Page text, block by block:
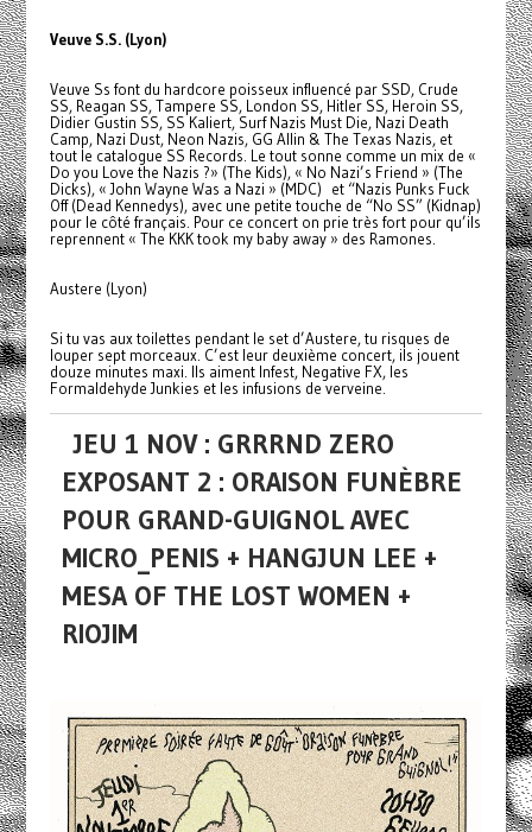
Veuve S.S. (Lyon)
Veuve Ss font du hardcore poisseux influencé par SSD, Crude
SS, Reagan SS, Tampere SS, London SS, Hitler SS, Heroin SS,
Didier Gustin SS, SS Kaliert, Surf Nazis Must Die, Nazi Death
Camp, Nazi Dust, Neon Nazis, GG Allin & The Texas Nazis, et
tout le catalogue SS Records. Le tout sonne comme un mix de «
Do you Love the Nazis ?» (The Kids), « No Nazi’s Friend » (The
Dicks), « John Wayne Was a Nazi » (MDC) et “Nazis Punks Fuck
Off (Dead Kennedys), avec une petite touche de “No SS” (Kidnap)
pour le côté français. Pour ce concert on prie très fort pour qu’ils
reprennent « The KKK took my baby away » des Ramones.
Austere (Lyon)
Si tu vas aux toilettes pendant le set d’Austere, tu risques de
louper sept morceaux. C’est leur deuxième concert, ils jouent
douze minutes maxi. Ils aiment Infest, Negative FX, les
Formaldehyde Junkies et les infusions de verveine.
JEU 1 NOV : GRRRND ZERO
EXPOSANT 2 : ORAISON FUNÈBRE
POUR GRAND-GUIGNOL AVEC
MICRO_PENIS + HANGJUN LEE +
MESA OF THE LOST WOMEN +
RIOJIM